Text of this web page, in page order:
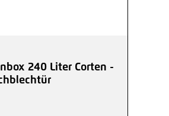
240 Liter Corten -